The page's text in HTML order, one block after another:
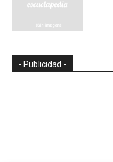
- Publicidad -